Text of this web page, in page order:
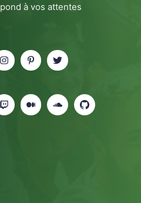
à vos attentes